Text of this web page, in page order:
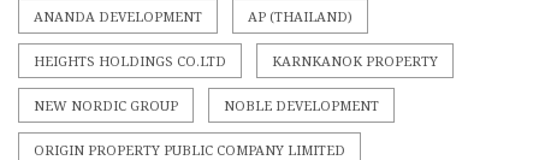
ANANDA DEVELOPMENT AP (THAILAND)
HEIGHTS HOLDINGS CO.LTD KARNKANOK PROPERTY
NEW NORDIC GROUP NOBLE DEVELOPMENT
ORIGIN PROPERTY PUBLIC COMPANY LIMITED